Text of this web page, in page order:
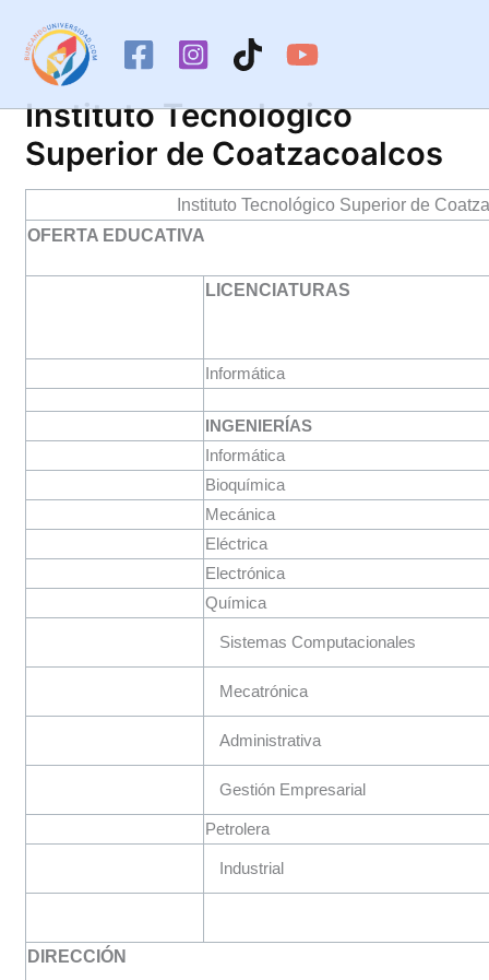
contenido
Instituto Tecnologico
Superior de Coatzacoalcos
Instituto Tecnológico Superior de
OFERTA EDUCATIVA
LICENCIATURAS
Informática
INGENIERÍAS
Informática
Bioquímica
Mecánica
Eléctrica
Electrónica
Química
Sistemas Computacionales
Mecatrónica
Administrativa
Gestión Empresarial
Petrolera
Industrial
DIRECCIÓN